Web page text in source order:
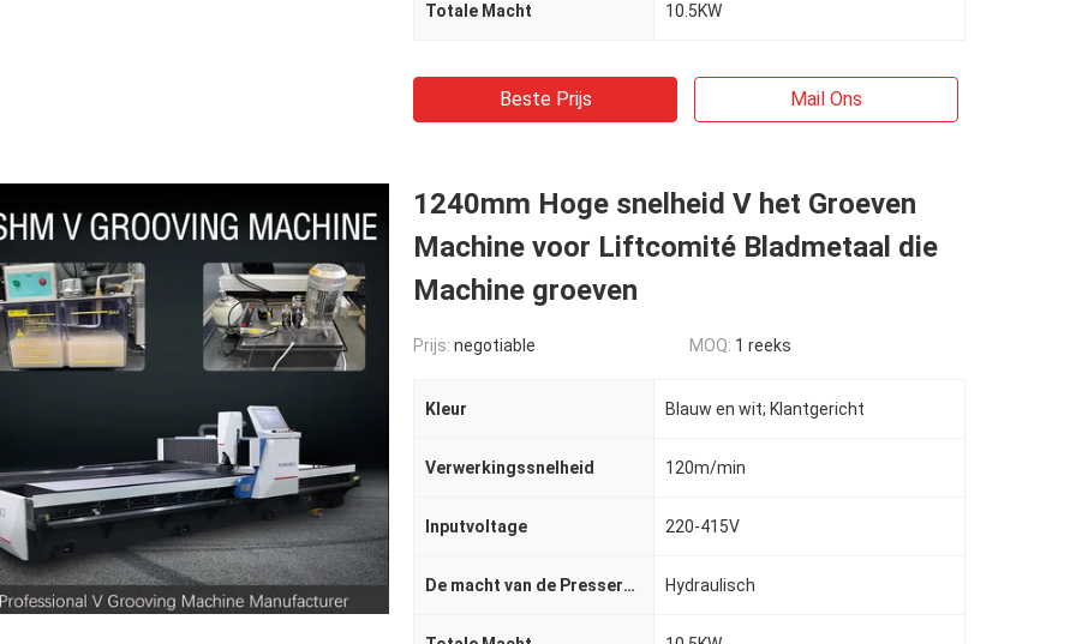
Totale Macht 10.5KW
Beste Prijs Mail Ons
1240mm Hoge snelheid V het Groeven
Machine voor Liftcomité Bladmetaal die
Machine groeven
Prijs: negotiable MOQ: 1 reeks
Kleur Blauw en wit; Klantgericht
Verwerkingssnelheid 120m/min
Inputvoltage 220-415V
De macht van de Presservoet Hydraulisch